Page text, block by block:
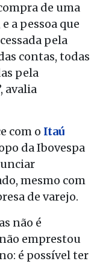
de uma
a pessoa que
pela
contas, todas
pela
avalia
com o Itaú
da Ibovespa
mesmo com
de varejo.
não é
emprestou
é possível ter